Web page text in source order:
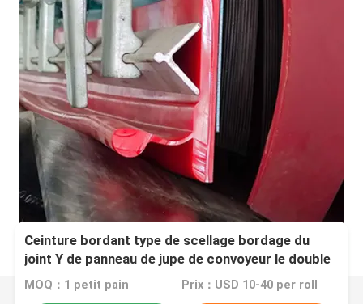
Ceinture bordant type de scellage bordage du
joint Y de panneau de jupe de convoyeur le double
d'uréthane
MOQ：1 petit pain Prix：USD 10-40 per roll